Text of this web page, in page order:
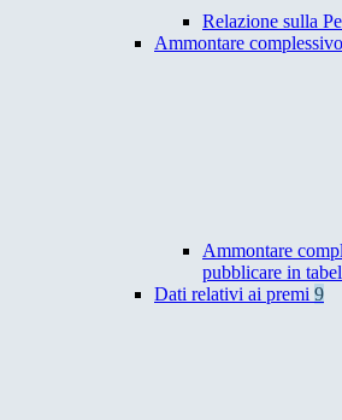
Relazione sulla
Ammontare
Ammontare
pubblicare in
Dati relativi ai premi 9